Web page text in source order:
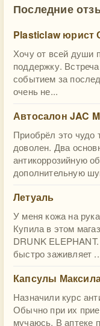
Последние
Plasticlaw
Хочу от всей души
поддержку.
событием за
очень не...
Автосалон JAC
Приобрёл это чудо
доволен. Два
антикоррозийную
дополнительную
Летуаль
У меня кожа на
Купила в этом
DRUNK
быстро заживляет
Капсулы
Назначили курс
Обычно при их
мучаюсь. В аптеке